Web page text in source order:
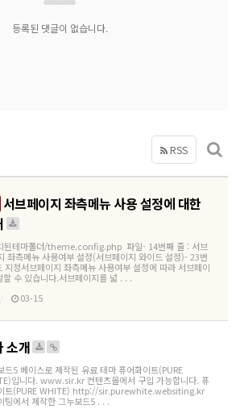
등록된 댓글이 없습니다.
RSS
서브페이지 좌측메뉴 사용 설정에 대한
된테마폴더/theme.config.php 파일- 14번째 줄 : 서브
좌측메뉴 사용여부 설정(서브페이지 와이드 설정)- 23번
지정서브페이지 좌측메뉴 사용여부 설정에 따라 서브페이
수 있습니다.서브페이지를 넓 . . .
03-15
소개
드5 베이스로 제작된 유료 테마 퓨어화이트(PURE
입니다. www.sir.kr 컨텐츠몰에서 구입 가능합니다. 퓨
트(PURE WHITE) http://sir.purewhite.websiting.kr
팅에서 제작한 그누보드5 . . .